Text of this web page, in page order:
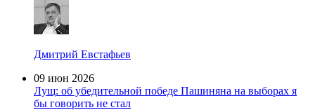
Дмитрий Евстафьев
09 июн 2026
Лущ: об убедительной победе Пашиняна на выборах я
бы говорить не стал